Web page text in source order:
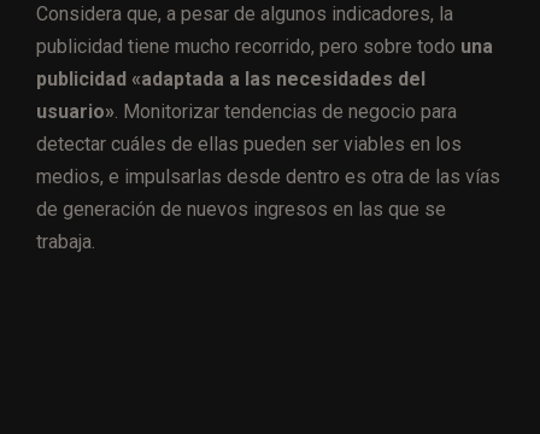
Considera que, a pesar de algunos indicadores, la
publicidad tiene mucho recorrido, pero sobre todo una
publicidad «adaptada a las necesidades del
usuario» . Monitorizar tendencias de negocio para
detectar cuáles de ellas pueden ser viables en los
medios, e impulsarlas desde dentro es otra de las vías
de generación de nuevos ingresos en las que se
trabaja.